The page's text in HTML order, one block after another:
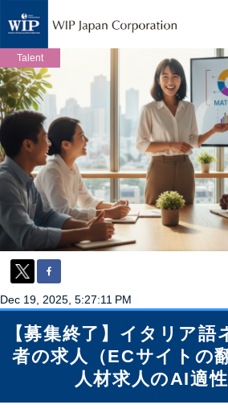
Talent
Dec 19, 2025, 5:27:11 PM
【募集終了】イタリア
者の求人（ECサイトの
人材求人のAI適